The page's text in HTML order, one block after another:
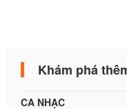
Khám phá
CA NHẠC